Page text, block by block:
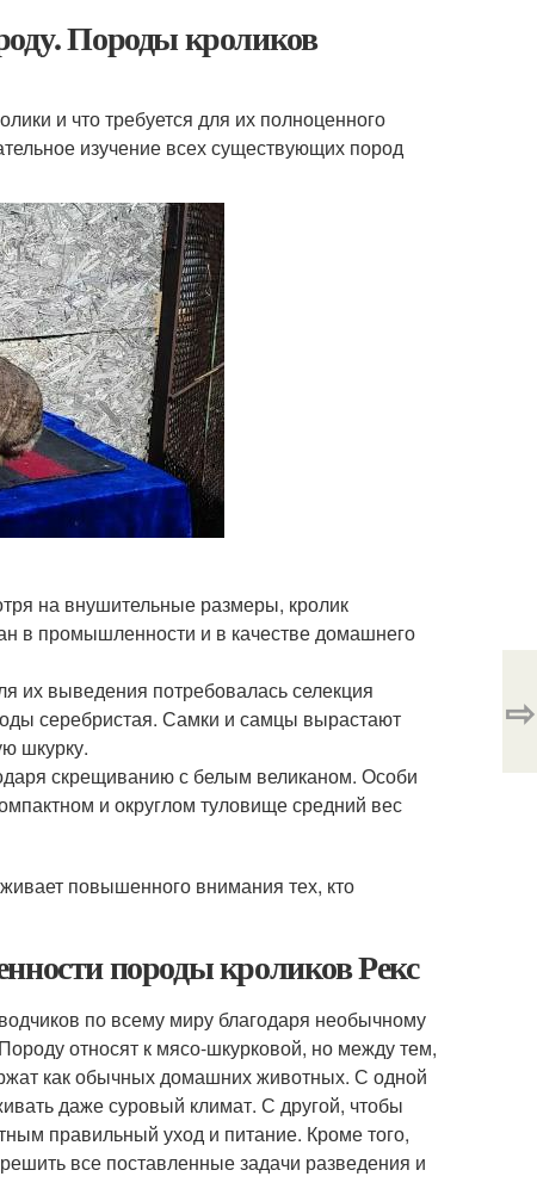
Породы кроликов
и что требуется для их полноценного
изучение всех существующих пород
на внушительные размеры, кролик
в промышленности и в качестве домашнего
их выведения потребовалась селекция
серебристая. Самки и самцы вырастают
шкурку.
скрещиванию с белым великаном. Особи
и округлом туловище средний вес
повышенного внимания тех, кто
породы кроликов Рекс
по всему миру благодаря необычному
относят к мясо-шкурковой, но между тем,
как обычных домашних животных. С одной
даже суровый климат. С другой, чтобы
правильный уход и питание. Кроме того,
все поставленные задачи разведения и
⇨